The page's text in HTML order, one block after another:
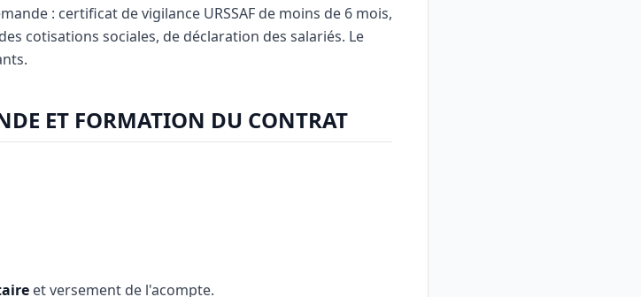
: certificat de vigilance URSSAF de moins de 6 mois,
cotisations sociales, de déclaration des salariés. Le
ET FORMATION DU CONTRAT
et versement de l'acompte.